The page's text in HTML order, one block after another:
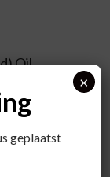
Oil
vitalisering
geplaatst
×